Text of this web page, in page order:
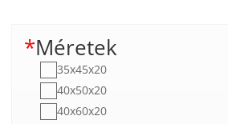
*Méretek
35x45x20
40x50x20
40x60x20